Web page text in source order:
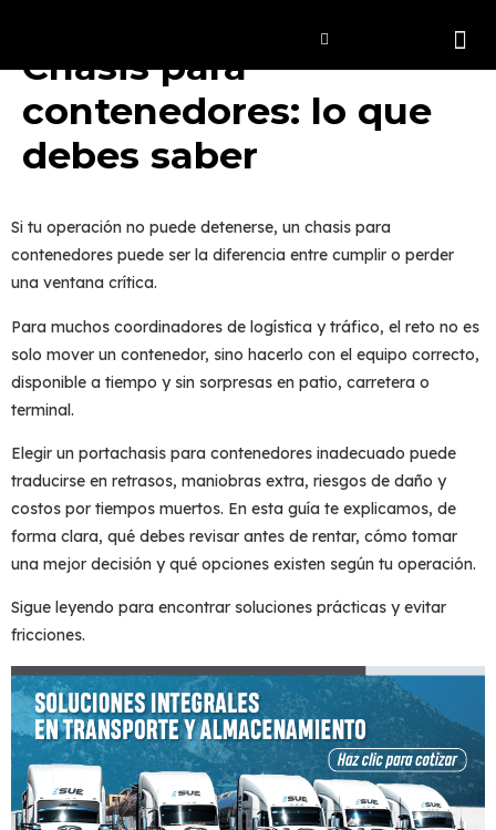
Chasis para
contenedores: lo que
debes saber
Si tu operación no puede detenerse, un chasis para
contenedores puede ser la diferencia entre cumplir o perder
una ventana crítica.
Para muchos coordinadores de logística y tráfico, el reto no es
solo mover un contenedor, sino hacerlo con el equipo correcto,
disponible a tiempo y sin sorpresas en patio, carretera o
terminal.
Elegir un portachasis para contenedores inadecuado puede
traducirse en retrasos, maniobras extra, riesgos de daño y
costos por tiempos muertos. En esta guía te explicamos, de
forma clara, qué debes revisar antes de rentar, cómo tomar
una mejor decisión y qué opciones existen según tu operación.
Sigue leyendo para encontrar soluciones prácticas y evitar
fricciones.